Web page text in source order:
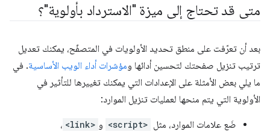
متى قد تحتاج إلى ميزة "الاسترداد بأولوية"؟
بعد أن تعرّفت على منطق تحديد الأولويات في المتصفّح، يمكنك تعديل
ترتيب تنزيل صفحتك لتحسين أدائها ومؤشرات أداء الويب الأساسية. في
ما يلي بعض الأمثلة على الإعدادات التي يمكنك تغييرها للتأثير في
الأولوية التي يتم منحها لعمليات تنزيل الموارد:
ضَع علامات الموارد، مثل <script> و <link> ،